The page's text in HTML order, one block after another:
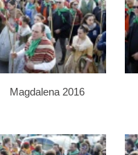
Magdalena 2016